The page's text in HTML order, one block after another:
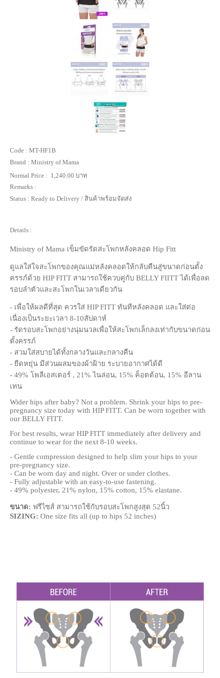
Code : MT-HF1B
Brand : Ministry of Mama
Normal Price : 1,240.00 บาท
Remarks :
Status : Ready to Delivery / สินค้าพร้อมจัดส่ง
Details :
Ministry of Mama เข็มขัดรัดสะโพกหลังคลอด Hip Fitt
ดูแลใส่ใจสะโพกของคุณแม่หลังคลอดให้กลับคืนสู่ขนาดก่อนตั้ง
ครรภ์ด้วย HIP FITT สามารถใช้ควบคู่กับ BELLY FIITT ได้เพื่อลด
รอบลำตัวและสะโพกในเวลาเดียวกัน
- ​เพื่อให้ผลดีที่สุด ควรใส่ HIP FITT ทันทีหลังคลอด และใส่ต่อ
เนื่องเป็นระยะเวลา 8-10สัปดาห์
- รัดรอบสะโพกอย่างนุ่มนวลเพื่อให้สะโพกเล็กลงเท่ากับขนาดก่อน
ตั้งครรภ์
- สวมใส่สบายได้ทั้งกลางวันและกลางคืน
- ยืดหยุ่น มีส่วนผสมของผ้าฝ้าย ระบายอากาศได้ดี
- 49% โพลีเอสเตอร์ , 21% ไนล่อน, 15% ค็อตต้อน, 15% อีลาน
เทน
Wider hips after baby? Not a problem. Shrink your hips to pre-
pregnancy size today with HIP FITT. Can be worn together with
our BELLY FITT.
​For best results, wear HIP FITT immediately after delivery and
continue to wear for the next 8-10 weeks.
- Gentle compression designed to help slim your hips to your
pre-pregnancy size.
- Can be worn day and night. Over or under clothes.
- Fully adjustable with an easy-to-use fastening.
- 49% polyester, 21% nylon, 15% cotton, 15% elastane.
ขนาด: ฟรีไซส์ สามารถใช้กับรอบสะโพกสูงสุด 52นิ้ว
SIZING: One size fits all (up to hips 52 inches)